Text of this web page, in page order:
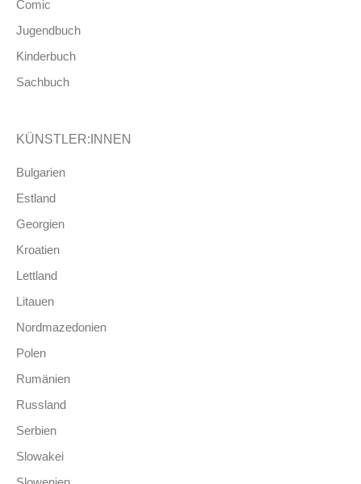
Comic
Jugendbuch
Kinderbuch
Sachbuch
KÜNSTLER:INNEN
Bulgarien
Estland
Georgien
Kroatien
Lettland
Litauen
Nordmazedonien
Polen
Rumänien
Russland
Serbien
Slowakei